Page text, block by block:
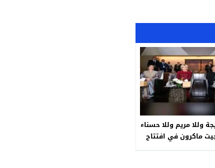
وللا مريم وللا حسناء
ماكرون في افتتاح